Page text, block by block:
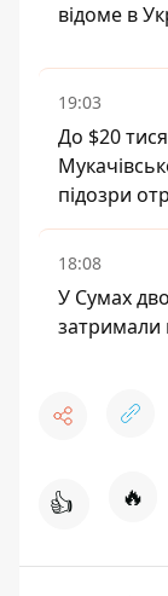
відоме в
19:03
До $20
підозри
18:08
У Сумах
затримали
👍 🔥